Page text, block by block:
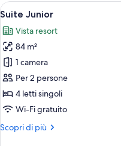
Apri
tutte
le
foto
per
Suite
Junior
10
Suite Junior
Vista resort
84 m²
1 camera
Per 2 persone
4 letti singoli
Wi-Fi gratuito
Scopri di più
Altri